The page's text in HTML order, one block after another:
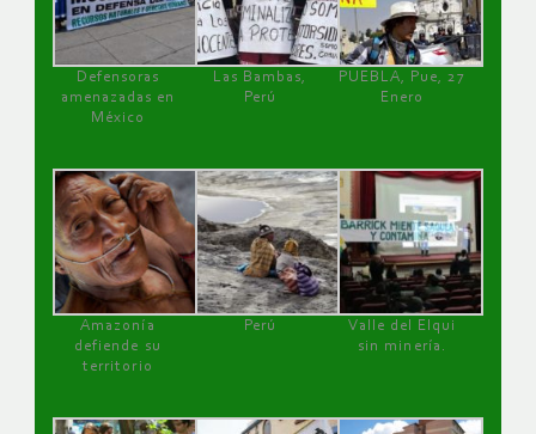
Defensoras
amenazadas en
México
Las Bambas,
Perú
PUEBLA, Pue, 27
Enero
Amazonía
defiende su
territorio
Perú
Valle del Elqui
sin minería.